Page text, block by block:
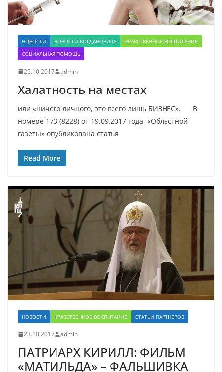
НОВОСТИ НОВОСТИ БОГДАНОВИЧА
НРАВСТВЕННОЕ ВОСПИТАНИЕ
СОЦИАЛЬНАЯ ПОМОЩЬ
25.10.2017 admin
Халатность на местах
или «ничего личного, это всего лишь БИЗНЕС». В
номере 173 (8228) от 19.09.2017 года «Областной
газеты» опубликована статья
Read More
НОВОСТИ НРАВСТВЕННОЕ ВОСПИТАНИЕ СТАТЬИ ПАРТНЕРОВ
23.10.2017 admin
ПАТРИАРХ КИРИЛЛ: ФИЛЬМ
«МАТИЛЬДА» – ФАЛЬШИВКА